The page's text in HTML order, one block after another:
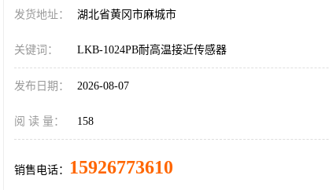
发货地址： 湖北省黄冈市麻城市
关键词： LKB-1024PB耐高温接近传感器
发布日期： 2026-08-07
阅 读 量： 158
销售电话： 15926773610